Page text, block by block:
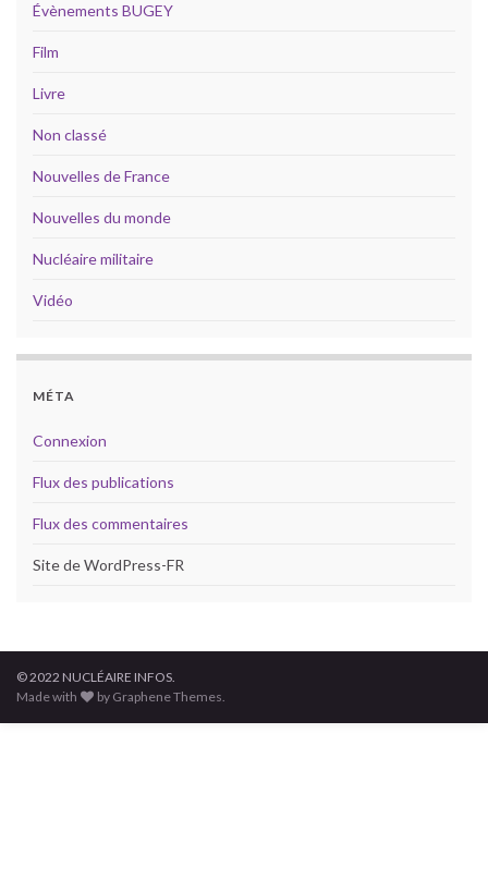
Évènements BUGEY
Film
Livre
Non classé
Nouvelles de France
Nouvelles du monde
Nucléaire militaire
Vidéo
MÉTA
Connexion
Flux des publications
Flux des commentaires
Site de WordPress-FR
© 2022 NUCLÉAIRE INFOS.
Made with
by Graphene Themes.